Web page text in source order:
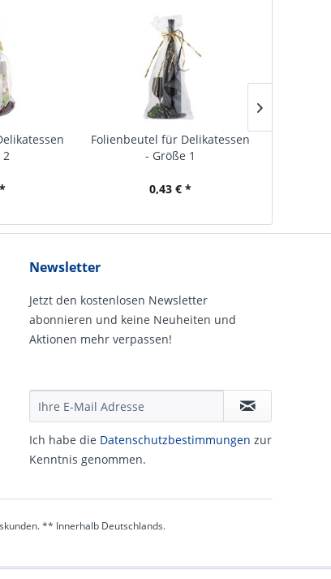
2
Folienbeutel für Delikatessen
- Größe 1
0,43 € *
Newsletter
Jetzt den kostenlosen Newsletter
abonnieren und keine Neuheiten und
Aktionen mehr verpassen!
Ich habe die Daten­schutz­be­stim­mungen zur
Kennt­nis genommen.
** Innerhalb Deutschlands.